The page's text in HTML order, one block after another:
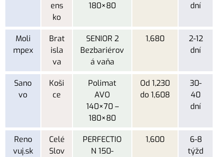
ens
ko
180×80
dní
Moli
mpex
Brat
isla
va
SENIOR 2
Bezbariérov
á vaňa
1,680
2-12
dní
Sano
vo
Koši
ce
Polimat
AVO
140×70 –
180×80
Od 1,230
do 1,608
30-
40
dní
Reno
vuj.sk
Celé
Slov
PERFECTIO
N 150-
1,600
6-8
týžd